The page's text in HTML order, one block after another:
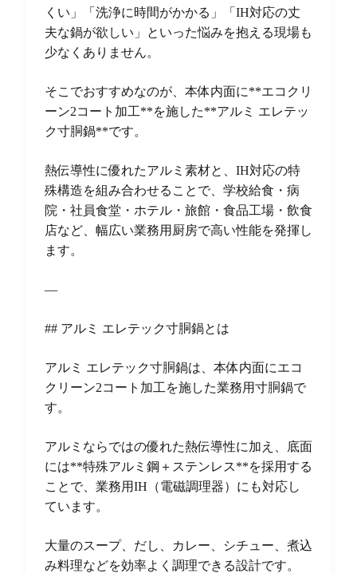
くい」「洗浄に時間がかかる」「IH対応の丈
夫な鍋が欲しい」といった悩みを抱える現場も
少なくありません。
そこでおすすめなのが、本体内面に**エコクリ
ーン2コート加工**を施した**アルミ エレテッ
ク寸胴鍋**です。
熱伝導性に優れたアルミ素材と、IH対応の特
殊構造を組み合わせることで、学校給食・病
院・社員食堂・ホテル・旅館・食品工場・飲食
店など、幅広い業務用厨房で高い性能を発揮し
ます。
—
## アルミ エレテック寸胴鍋とは
アルミ エレテック寸胴鍋は、本体内面にエコ
クリーン2コート加工を施した業務用寸胴鍋で
す。
アルミならではの優れた熱伝導性に加え、底面
には**特殊アルミ鋼＋ステンレス**を採用する
ことで、業務用IH（電磁調理器）にも対応し
ています。
大量のスープ、だし、カレー、シチュー、煮込
み料理などを効率よく調理できる設計です。